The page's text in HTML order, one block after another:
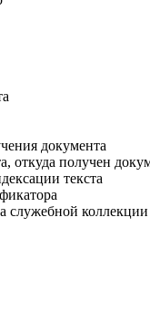
документа
откуда получен
текста
служебной коллекции